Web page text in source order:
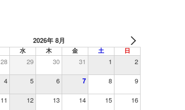
2026年 8月
水 木 金 土 日
28 29 30 31 1 2
4 5 6 7 8 9
11 12 13 14 15 16